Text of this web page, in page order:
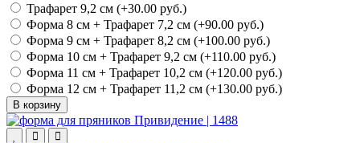
Трафарет 9,2 см (+30.00 руб.)
Форма 8 см + Трафарет 7,2 см (+90.00 руб.)
Форма 9 см + Трафарет 8,2 см (+100.00 руб.)
Форма 10 см + Трафарет 9,2 см (+110.00 руб.)
Форма 11 см + Трафарет 10,2 см (+120.00 руб.)
Форма 12 см + Трафарет 11,2 см (+130.00 руб.)
В корзину